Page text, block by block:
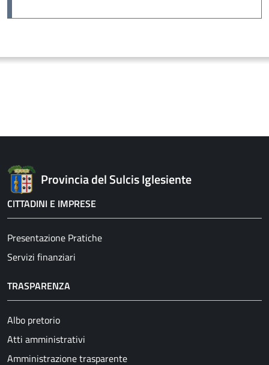
Provincia del Sulcis Iglesiente
CITTADINI E IMPRESE
Presentazione Pratiche
Servizi finanziari
TRASPARENZA
Albo pretorio
Atti amministrativi
Amministrazione trasparente